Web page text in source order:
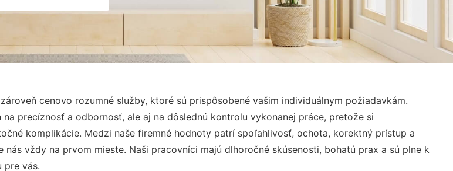
cenovo rozumné služby, ktoré sú prispôsobené vašim individuálnym požiadavkám.
precíznosť a odbornosť, ale aj na dôslednú kontrolu vykonanej práce, pretože si
komplikácie. Medzi naše firemné hodnoty patrí spoľahlivosť, ochota, korektný prístup a
vždy na prvom mieste. Naši pracovníci majú dlhoročné skúsenosti, bohatú prax a sú plne k
pre vás.